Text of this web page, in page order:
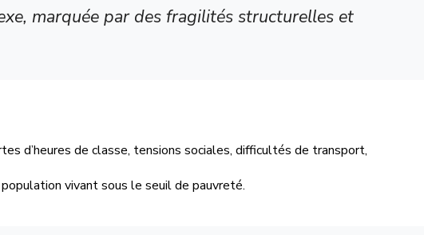
marquée par des fragilités structurelles et
d’heures de classe, tensions sociales, difficultés de transport,
vivant sous le seuil de pauvreté.